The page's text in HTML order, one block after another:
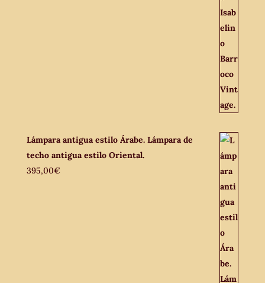
Lámpara antigua estilo Árabe. Lámpara de
techo antigua estilo Oriental.
395,00€